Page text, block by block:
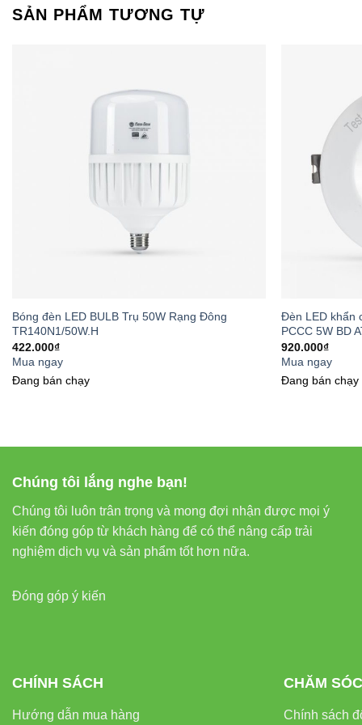
Thay đổi
gian làm việc
Điều chỉnh
Cài đặt
Lưu trữ
3. Thiết
Với thiết kế
lắp đặt, đèn gần
Trong
SẢN PHẨM TƯƠNG TỰ
Bóng đèn LED BULB Trụ 50W Rạng Đông
TR140N1/50W.H
422.000₫
Mua ngay
Đang bán chạy
Đèn LED khẩn
PCCC 5W BD
920.000₫
Mua ngay
Đang bán chạy
Chúng tôi lắng nghe bạn!
Chúng tôi luôn trân trọng và mong đợi nhận được mọi ý
kiến đóng góp từ khách hàng để có thể nâng cấp trải
nghiệm dịch vụ và sản phẩm tốt hơn nữa.
Đóng góp ý kiến
CHÍNH SÁCH
Hướng dẫn mua hàng
CHĂM
Chính sách